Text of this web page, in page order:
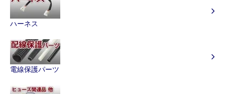
ハーネス
電線保護パーツ